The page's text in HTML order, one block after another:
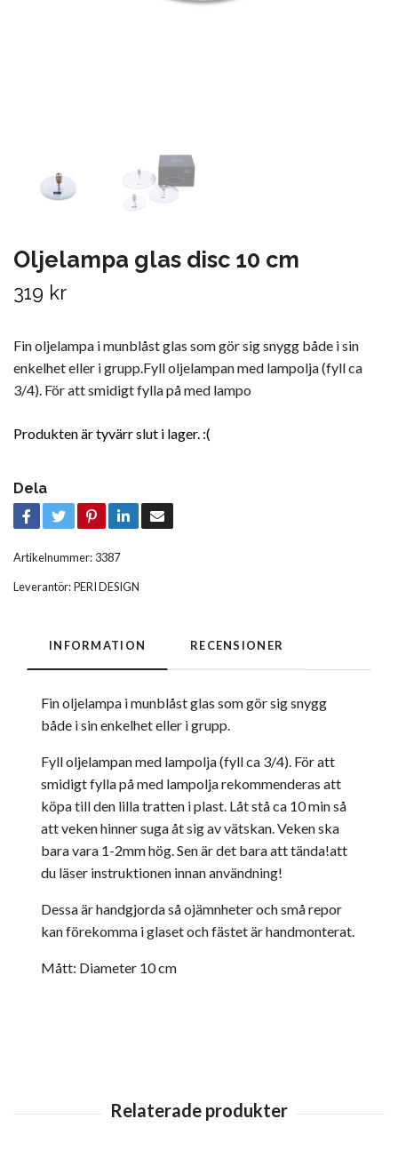
Oljelampa glas disc 10 cm
319 kr
Fin oljelampa i munblåst glas som gör sig snygg både i sin
enkelhet eller i grupp.Fyll oljelampan med lampolja (fyll ca
3/4). För att smidigt fylla på med lampo
Produkten är tyvärr slut i lager. :(
Dela
Artikelnummer: 3387
Leverantör:PERI DESIGN
INFORMATION RECENSIONER
Fin oljelampa i munblåst glas som gör sig snygg
både i sin enkelhet eller i grupp.
Fyll oljelampan med lampolja (fyll ca 3/4). För att
smidigt fylla på med lampolja rekommenderas att
köpa till den lilla tratten i plast. Låt stå ca 10 min så
att veken hinner suga åt sig av vätskan. Veken ska
bara vara 1-2mm hög. Sen är det bara att tända!att
du läser instruktionen innan användning!
Dessa är handgjorda så ojämnheter och små repor
kan förekomma i glaset och fästet är handmonterat.
Mått: Diameter 10 cm